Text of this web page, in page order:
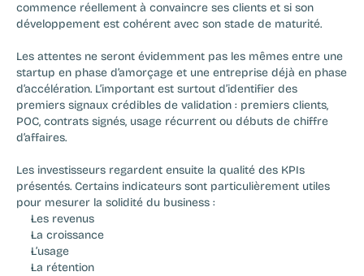
commence réellement à convaincre ses clients et si son
développement est cohérent avec son stade de maturité.
Les attentes ne seront évidemment pas les mêmes entre une
startup en phase d’amorçage et une entreprise déjà en phase
d’accélération. L’important est surtout d’identifier des
premiers signaux crédibles de validation : premiers clients,
POC, contrats signés, usage récurrent ou débuts de chiffre
d’affaires.
Les investisseurs regardent ensuite la qualité des KPIs
présentés. Certains indicateurs sont particulièrement utiles
pour mesurer la solidité du business :
Les revenus
La croissance
L’usage
La rétention